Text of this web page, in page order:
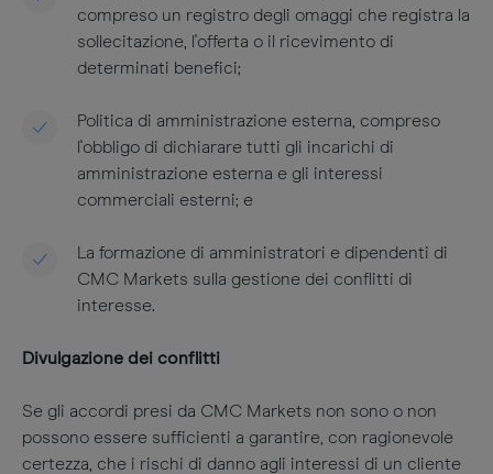
compreso un registro degli omaggi che registra la
sollecitazione, l'offerta o il ricevimento di
determinati benefici;
Politica di amministrazione esterna, compreso
l'obbligo di dichiarare tutti gli incarichi di
amministrazione esterna e gli interessi
commerciali esterni; e
La formazione di amministratori e dipendenti di
CMC Markets sulla gestione dei conflitti di
interesse.
Divulgazione dei conflitti
Se gli accordi presi da CMC Markets non sono o non
possono essere sufficienti a garantire, con ragionevole
certezza, che i rischi di danno agli interessi di un cliente